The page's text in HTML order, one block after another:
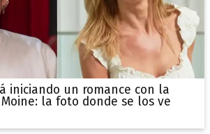
iniciando un romance con la
la foto donde se los ve